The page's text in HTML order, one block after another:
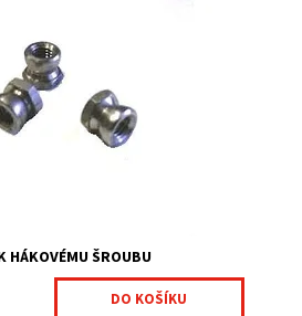
3D na sloupek
× 60 mm.
skladě
302
consulting
HÁKOVÉMU ŠROUBU